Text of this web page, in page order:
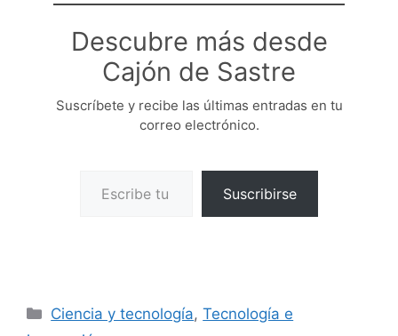
Descubre más desde
Cajón de Sastre
Suscríbete y recibe las últimas entradas en tu
correo electrónico.
Suscribirse
Categorías
Ciencia y tecnología,Tecnología e